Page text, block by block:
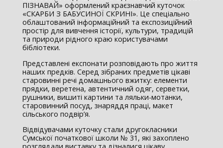
ПІЗНАВАЙ» оформлений краєзнавчий куточок
«СКАРБИ З БАБУСИНОЇ СКРИНІ». Це спеціально
облаштований інформаційний та експозиційний
простір для вивчення історії, культури, традицій
та природи рідного краю користувачами
бібліотеки.
Представлені експонати розповідають про життя
наших предків. Серед зібраних предметів цікаві
старовинні речі домашнього вжитку: елементи
прядки, веретена, автентичний одяг, серветки,
рушники, вишиті картини та ляльки-мотанки,
старовинний посуд, знаряддя праці, макет
сільського подвір’я.
Відвідувачами куточку стали другокласники
Сумської початкової школи № 31, які захоплено